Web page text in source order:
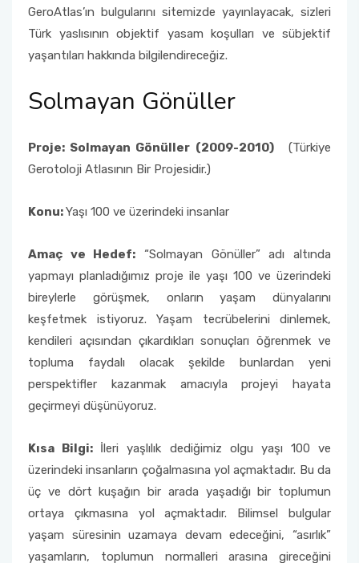
GeroAtlas’ın bulgularını sitemizde yayınlayacak, sizleri
Türk yaslısının objektif yasam koşulları ve sübjektif
yaşantıları hakkında bilgilendireceğiz.
Solmayan Gönüller
Proje: Solmayan Gönüller (2009-2010) (Türkiye
Gerotoloji Atlasının Bir Projesidir.)
Konu:Yaşı 100 ve üzerindeki insanlar
Amaç ve Hedef: “Solmayan Gönüller” adı altında
yapmayı planladığımız proje ile yaşı 100 ve üzerindeki
bireylerle görüşmek, onların yaşam dünyalarını
keşfetmek istiyoruz. Yaşam tecrübelerini dinlemek,
kendileri açısından çıkardıkları sonuçları öğrenmek ve
topluma faydalı olacak şekilde bunlardan yeni
perspektifler kazanmak amacıyla projeyi hayata
geçirmeyi düşünüyoruz.
Kısa Bilgi: İleri yaşlılık dediğimiz olgu yaşı 100 ve
üzerindeki insanların çoğalmasına yol açmaktadır. Bu da
üç ve dört kuşağın bir arada yaşadığı bir toplumun
ortaya çıkmasına yol açmaktadır. Bilimsel bulgular
yaşam süresinin uzamaya devam edeceğini, “asırlık”
yaşamların, toplumun normalleri arasına gireceğini